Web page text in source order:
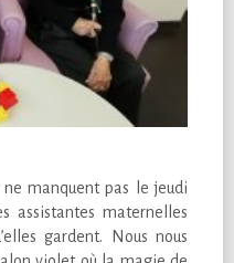
manquent pas le jeudi
assistantes maternelles
gardent. Nous nous